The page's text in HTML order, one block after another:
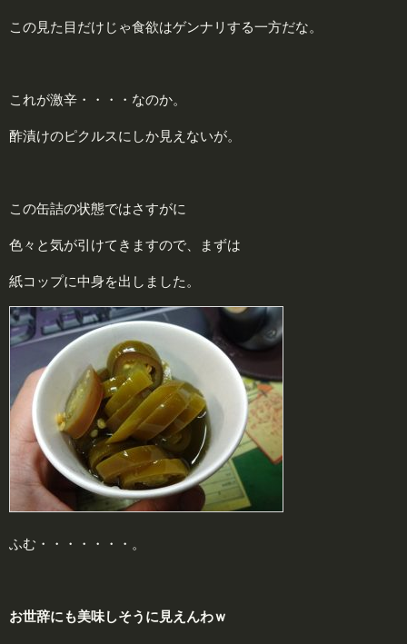
この見た目だけじゃ食欲はゲンナリする一方だな。
これが激辛・・・・なのか。
酢漬けのピクルスにしか見えないが。
この缶詰の状態ではさすがに
色々と気が引けてきますので、まずは
紙コップに中身を出しました。
ふむ・・・・・・・。
お世辞にも美味しそうに見えんわｗ